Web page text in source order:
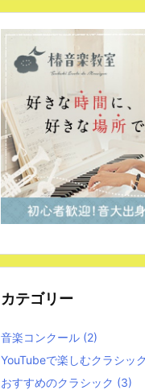
カテゴリー
音楽コンクール (2)
YouTubeで楽しむクラシッ
おすすめのクラシック (3)